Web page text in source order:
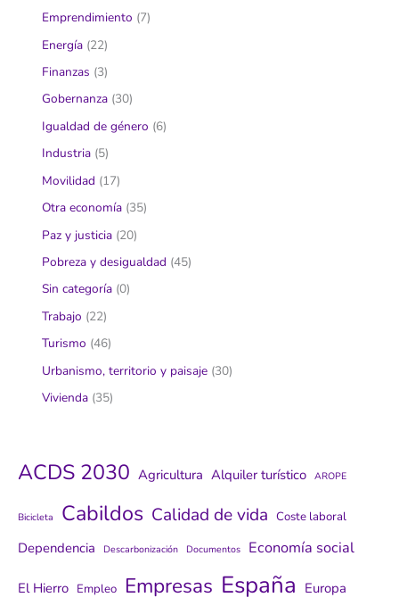
Emprendimiento (7)
Energía (22)
Finanzas (3)
Gobernanza (30)
Igualdad de género (6)
Industria (5)
Movilidad (17)
Otra economía (35)
Paz y justicia (20)
Pobreza y desigualdad (45)
Sin categoría (0)
Trabajo (22)
Turismo (46)
Urbanismo, territorio y paisaje (30)
Vivienda (35)
ACDS 2030 Agricultura Alquiler turístico AROPE
Bicicleta Cabildos Calidad de vida Coste laboral
Dependencia Descarbonización Documentos Economía social
El Hierro Empleo Empresas España Europa